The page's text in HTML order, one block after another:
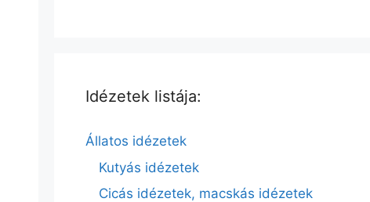
Idézetek listája:
Állatos idézetek
Kutyás idézetek
Cicás idézetek, macskás idézetek